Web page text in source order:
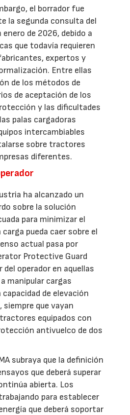
el borrador fue
la segunda consulta del
enero de 2026, debido a
que todavía requieren
expertos y
Entre ellas
de los métodos de
de aceptación de los
y las dificultades
palas cargadoras
intercambiables
sobre tractores
diferentes.
ha alcanzado un
sobre la solución
para minimizar el
pueda caer sobre el
actual pasa por
Protective Guard
del operador en aquellas
manipular cargas
de elevación
siempre que vayan
equipados con
antivuelco de dos
subraya que la definición
que deberá superar
abierta. Los
para establecer
que deberá soportar